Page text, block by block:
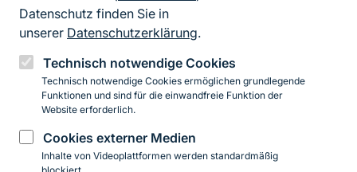
Datenschutz finden Sie in
unserer Datenschutzerklärung.
Technisch notwendige Cookies
Technisch notwendige Cookies ermöglichen grundlegende
Funktionen und sind für die einwandfreie Funktion der
Website erforderlich.
Cookies externer Medien
Inhalte von Videoplattformen werden standardmäßig
Erklärung zur Barrierefreiheit
Impressum
Datenschutz
InstagramFacebookYouTubeLinkedIn